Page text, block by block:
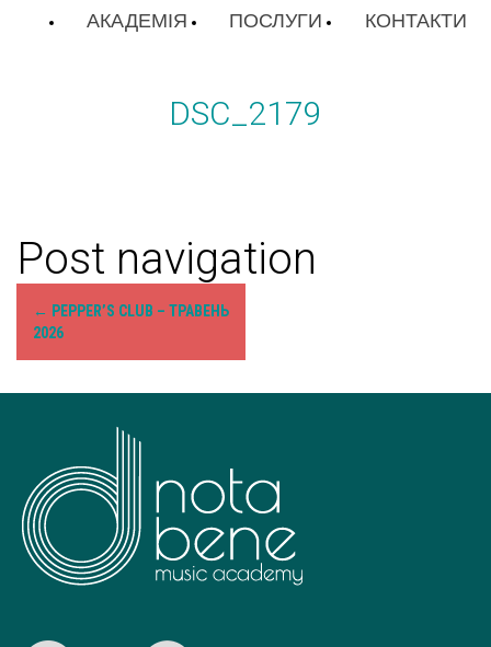
АКАДЕМІЯ ПОСЛУГИ КОНТАКТИ
DSC_2179
Post navigation
← PEPPER’S CLUB – ТРАВЕНЬ
2026